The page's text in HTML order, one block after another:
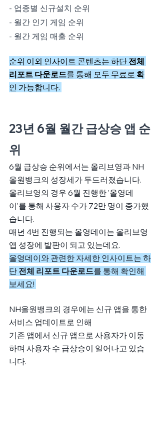
- 업종별 신규설치 순위
- 월간 인기 게임 순위
- 월간 게임 매출 순위
순위 이외 인사이트 콘텐츠는 하단 전체
리포트 다운로드를 통해 모두 무료로 확
인 가능합니다.
23년 6월 월간 급상승 앱 순
위
6월 급상승 순위에서는 올리브영과 NH
올원뱅크의 성장세가 두드러졌습니다.
올리브영의 경우 6월 진행한 '올영데
이'를 통해 사용자 수가 72만 명이 증가했
습니다.
매년 4번 진행되는 올영데이는 올리브영
앱 성장에 발판이 되고 있는데요.
올영데이와 관련한 자세한 인사이트는 하
단 전체 리포트 다운로드를 통해 확인해
보세요!
NH올원뱅크의 경우에는 신규 앱을 통한
서비스 업데이트로 인해
기존 앱에서 신규 앱으로 사용자가 이동
하며 사용자 수 급상승이 일어나고 있습
니다.